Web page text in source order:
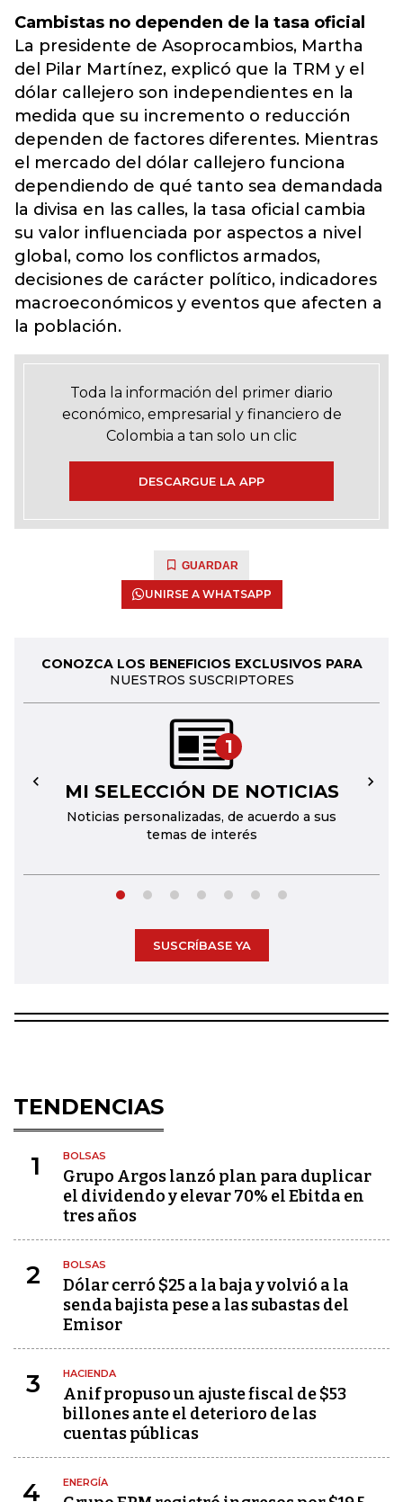
Cambistas no dependen de la tasa oficial
La presidente de Asoprocambios, Martha
del Pilar Martínez, explicó que la TRM y el
dólar callejero son independientes en la
medida que su incremento o reducción
dependen de factores diferentes. Mientras
el mercado del dólar callejero funciona
dependiendo de qué tanto sea demandada
la divisa en las calles, la tasa oficial cambia
su valor influenciada por aspectos a nivel
global, como los conflictos armados,
decisiones de carácter político, indicadores
macroeconómicos y eventos que afecten a
la población.
Toda la información del primer diario
económico, empresarial y financiero de
Colombia a tan solo un clic
DESCARGUE LA APP
GUARDAR
UNIRSE A WHATSAPP
CONOZCA LOS BENEFICIOS EXCLUSIVOS PARA
NUESTROS SUSCRIPTORES
1
MI SELECCIÓN DE NOTICIAS
Noticias personalizadas, de acuerdo a sus
temas de interés
← →
SUSCRÍBASE YA
TENDENCIAS
1 BOLSAS
Grupo Argos lanzó plan para duplicar
el dividendo y elevar 70% el Ebitda en
tres años
2 BOLSAS
Dólar cerró $25 a la baja y volvió a la
senda bajista pese a las subastas del
Emisor
3 HACIENDA
Anif propuso un ajuste fiscal de $53
billones ante el deterioro de las
cuentas públicas
4 ENERGÍA